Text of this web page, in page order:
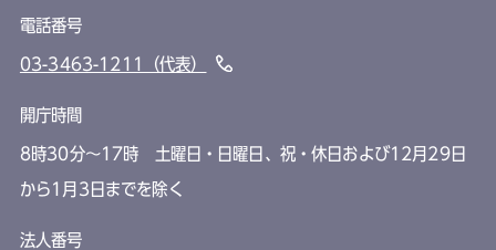
電話番号
03-3463-1211（代表）
開庁時間
8時30分～17時 土曜日・日曜日、祝・休日および12月29日
から1月3日までを除く
法人番号